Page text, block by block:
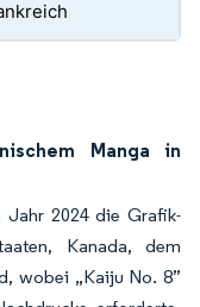
Manga in
Jahr 2024 die Grafik-
Kanada, dem
wobei „Kaiju No. 8”